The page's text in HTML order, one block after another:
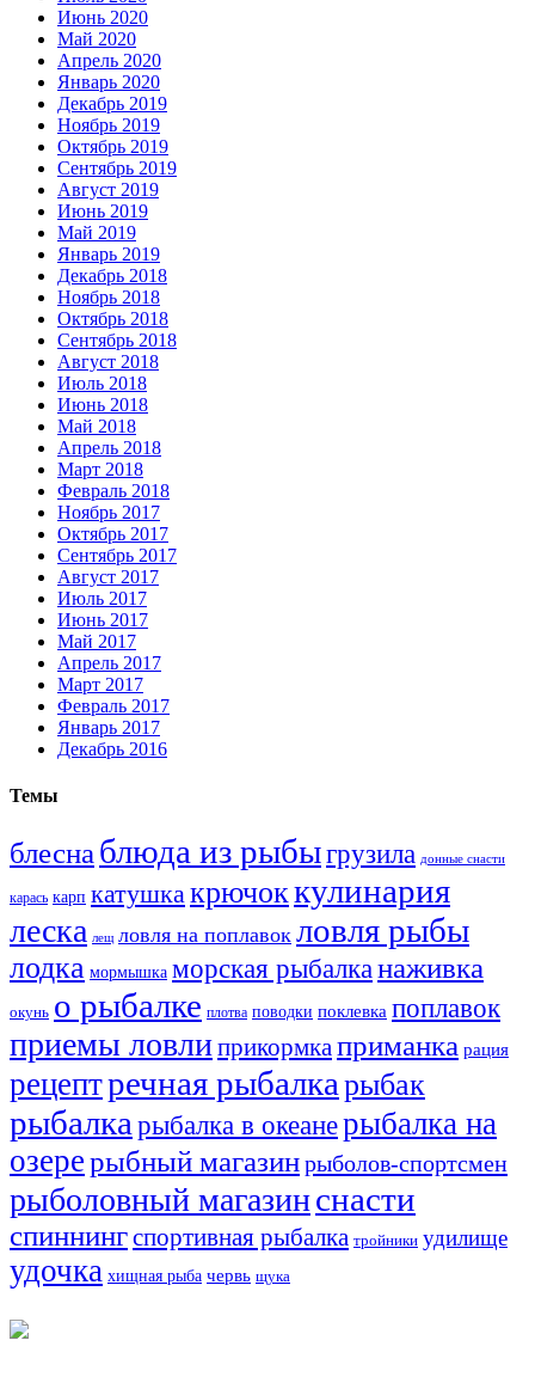
Июнь 2020
Май 2020
Апрель 2020
Январь 2020
Декабрь 2019
Ноябрь 2019
Октябрь 2019
Сентябрь 2019
Август 2019
Июнь 2019
Май 2019
Январь 2019
Декабрь 2018
Ноябрь 2018
Октябрь 2018
Сентябрь 2018
Август 2018
Июль 2018
Июнь 2018
Май 2018
Апрель 2018
Март 2018
Февраль 2018
Ноябрь 2017
Октябрь 2017
Сентябрь 2017
Август 2017
Июль 2017
Июнь 2017
Май 2017
Апрель 2017
Март 2017
Февраль 2017
Январь 2017
Декабрь 2016
Темы
блеснаблюда из рыбыгрузила донные снасти
карась карп катушкакрючоккулинария
леска лещ ловля на поплавок ловля рыбы
лодка мормышка морская рыбалканаживка
окунь о рыбалке плотва поводки поклевка поплавок
приемы ловлиприкормкаприманка рация
рецептречная рыбалкарыбак
рыбалкарыбалка в океанерыбалка на
озерерыбный магазинрыболов-спортсмен
рыболовный магазинснасти
спиннингспортивная рыбалка тройники удилище
удочка хищная рыба червь щука